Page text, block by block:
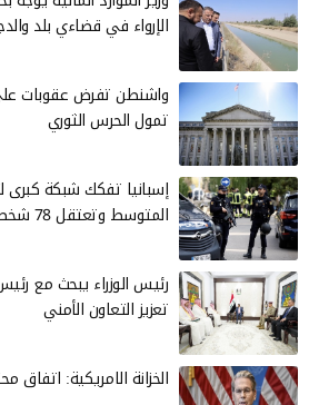
الإرواء في قضاءي بلد
واشنطن تفرض عقوبات
تمول الحرس الثوري
إسبانيا تفكك شبكة كبرى
المتوسط وتعتقل 78 شخصاً
رئيس الوزراء يبحث مع
تعزيز التعاون الأمني
الخزانة الامريكية: